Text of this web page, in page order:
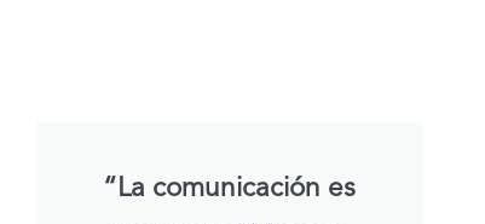
“La comunicación es